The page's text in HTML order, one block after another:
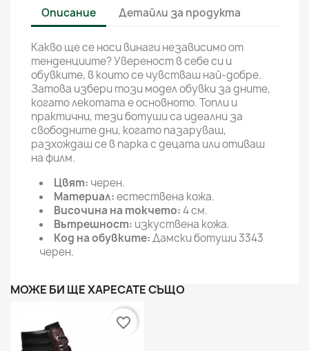
Описание Детайли за продукта
Какво ще се носи винаги независимо от
тенденциите? Увереност в себе си и
обувките, в които се чувстваш най-добре.
Затова избери този модел обувки за дните,
когато лекотата е основното. Топли и
практични, тези ботуши са идеални за
свободните дни, когато пазаруваш,
разхождаш се в парка с децата или отиваш
на филм.
Цвят: черен.
Материал:естествена кожа.
Височина на токчето:4 см.
Вътрешност: изкуствена кожа.
Код на обувките:Дамски ботуши 3343
черен.
МОЖЕ БИ ЩЕ ХАРЕСАТЕ СЪЩО
favorite_border